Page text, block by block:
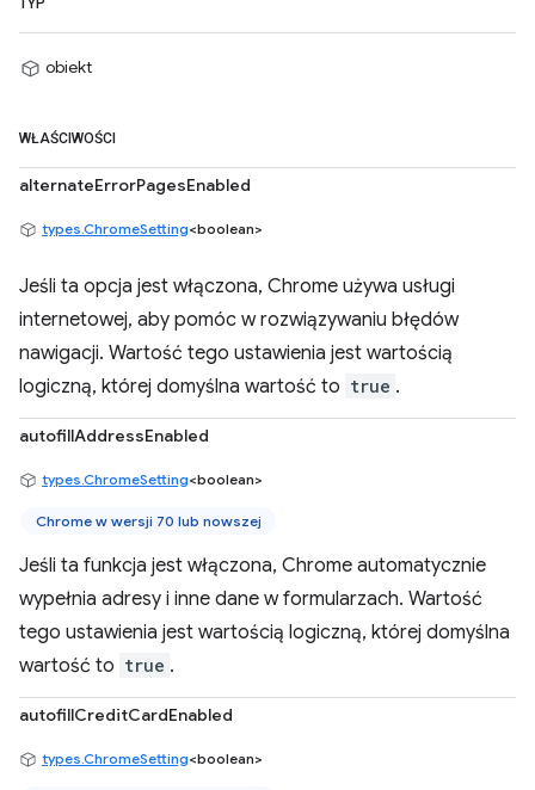
TYP
obiekt
WŁAŚCIWOŚCI
alternateErrorPagesEnabled
types.ChromeSetting<boolean>
Jeśli ta opcja jest włączona, Chrome używa usługi
internetowej, aby pomóc w rozwiązywaniu błędów
nawigacji. Wartość tego ustawienia jest wartością
logiczną, której domyślna wartość to true .
autofillAddressEnabled
types.ChromeSetting<boolean>
Chrome w wersji 70 lub nowszej
Jeśli ta funkcja jest włączona, Chrome automatycznie
wypełnia adresy i inne dane w formularzach. Wartość
tego ustawienia jest wartością logiczną, której domyślna
wartość to true .
autofillCreditCardEnabled
types.ChromeSetting<boolean>